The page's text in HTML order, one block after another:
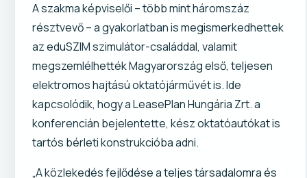
A szakma képviselői – több mint háromszáz
résztvevő – a gyakorlatban is megismerkedhettek
az eduSZIM szimulátor-családdal, valamit
megszemlélhették Magyarország első, teljesen
elektromos hajtású oktatójárművét is. Ide
kapcsolódik, hogy a LeasePlan Hungária Zrt. a
konferencián bejelentette, kész oktatóautókat is
tartós bérleti konstrukcióba adni.
„A közlekedés fejlődése a teljes társadalomra és